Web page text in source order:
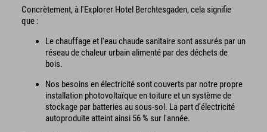
Concrètement, à l'Explorer Hotel Berchtesgaden, cela signifie
que :
Le chauffage et l'eau chaude sanitaire sont assurés par un
réseau de chaleur urbain alimenté par des déchets de
bois.
Nos besoins en électricité sont couverts par notre propre
installation photovoltaïque en toiture et un système de
stockage par batteries au sous-sol. La part d'électricité
autoproduite atteint ainsi 56 % sur l'année.